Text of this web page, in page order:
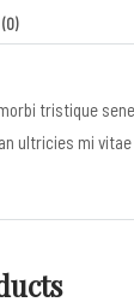
tristique
ultricies mi